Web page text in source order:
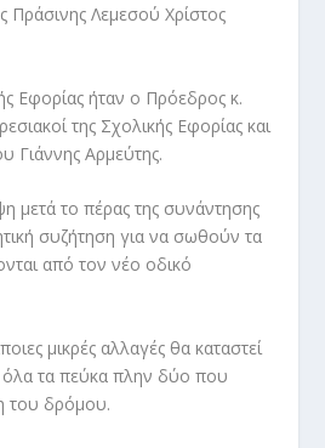
Πράσινης Λεμεσού Χρίστος
Εφορίας ήταν ο Πρόεδρος κ.
της Σχολικής Εφορίας και
Γιάννης Αρμεύτης.
μετά το πέρας της συνάντησης
συζήτηση για να σωθούν τα
από τον νέο οδικό
μικρές αλλαγές θα καταστεί
τα πεύκα πλην δύο που
του δρόμου.